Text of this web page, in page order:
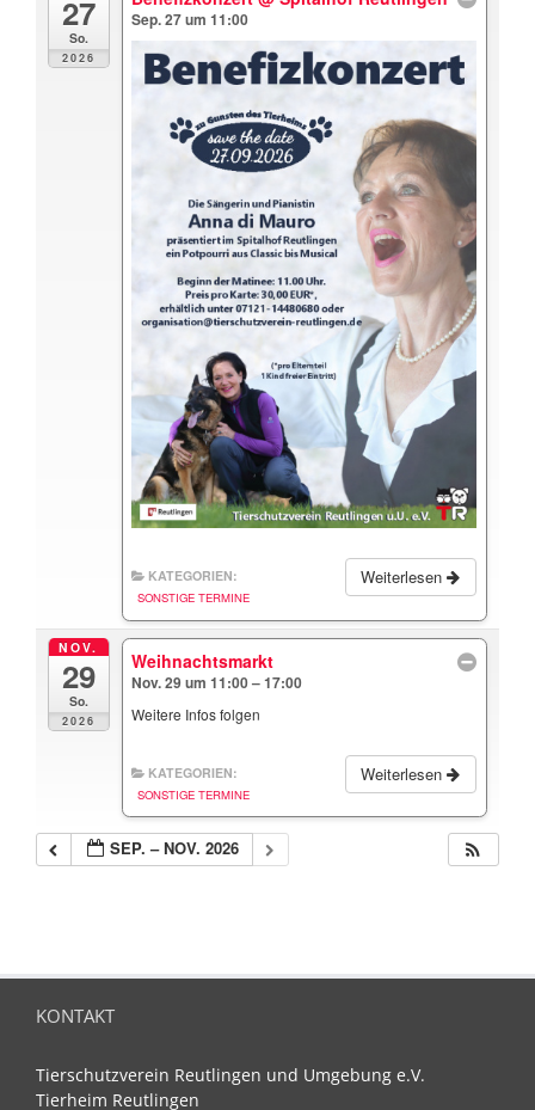
27
So.
2026
Sep. 27 um 11:00
Weiterlesen
KATEGORIEN:
SONSTIGE TERMINE
NOV.
29
So.
2026
Weihnachtsmarkt
Nov. 29 um 11:00 – 17:00
Weitere Infos folgen
Weiterlesen
KATEGORIEN:
SONSTIGE TERMINE
SEP. – NOV. 2026
KONTAKT
Tierschutzverein Reutlingen und Umgebung e.V.
Tierheim Reutlingen